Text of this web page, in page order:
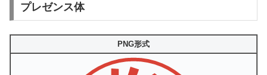
プレゼンス体
PNG形式